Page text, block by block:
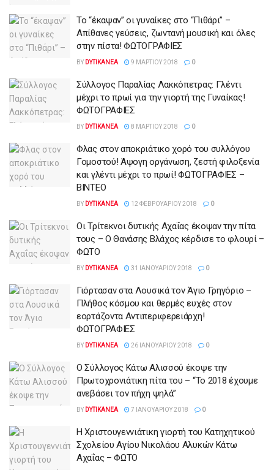
Το “έκαψαν” οι γυναίκες στο “Πιθάρι” –
Απίθανες γεύσεις, ζωντανή μουσική και όλες
στην πίστα! ΦΩΤΟΓΡΑΦΙΕΣ
BY DYTIKANEA 9 ΜΑΡΤΊΟΥ 2018 0
Σύλλογος Παραλίας Λακκόπετρας: Γλέντι
μέχρι το πρωί για την γιορτή της Γυναίκας!
ΦΩΤΟΓΡΑΦΙΕΣ
BY DYTIKANEA 8 ΜΑΡΤΊΟΥ 2018 0
Φλας στον αποκριάτικο χορό του συλλόγου
Γομοστού! Άψογη οργάνωση, ζεστή φιλοξενία
και γλέντι μέχρι το πρωί! ΦΩΤΟΓΡΑΦΙΕΣ –
ΒΙΝΤΕΟ
BY DYTIKANEA 12 ΦΕΒΡΟΥΑΡΊΟΥ 2018 0
Οι Τρίτεκνοι δυτικής Αχαΐας έκοψαν την πίτα
τους – Ο Θανάσης Βλάχος κέρδισε το φλουρί –
ΦΩΤΟ
BY DYTIKANEA 31 ΙΑΝΟΥΑΡΊΟΥ 2018 0
Γιόρτασαν στα Λουσικά τον Άγιο Γρηγόριο –
Πλήθος κόσμου και θερμές ευχές στον
εορτάζοντα Αντιπεριφερειάρχη!
ΦΩΤΟΓΡΑΦΙΕΣ
BY DYTIKANEA 26 ΙΑΝΟΥΑΡΊΟΥ 2018 0
Ο Σύλλογος Κάτω Αλισσού έκοψε την
Πρωτοχρονιάτικη πίτα του – “Το 2018 έχουμε
ανεβάσει τον πήχη ψηλά”
BY DYTIKANEA 7 ΙΑΝΟΥΑΡΊΟΥ 2018 0
Η Χριστουγεννιάτικη γιορτή του Κατηχητικού
Σχολείου Αγίου Νικολάου Αλυκών Κάτω
Αχαΐας – ΦΩΤΟ